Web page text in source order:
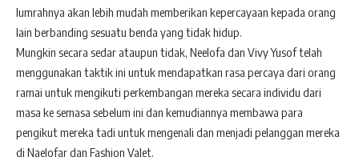
lumrahnya akan lebih mudah memberikan kepercayaan kepada orang
lain berbanding sesuatu benda yang tidak hidup.
Mungkin secara sedar ataupun tidak, Neelofa dan Vivy Yusof telah
menggunakan taktik ini untuk mendapatkan rasa percaya dari orang
ramai untuk mengikuti perkembangan mereka secara individu dari
masa ke semasa sebelum ini dan kemudiannya membawa para
pengikut mereka tadi untuk mengenali dan menjadi pelanggan mereka
di Naelofar dan Fashion Valet.